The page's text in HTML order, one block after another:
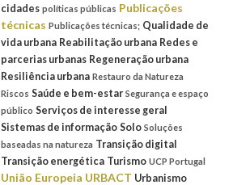
cidades políticas públicas Publicações
técnicas Publicações técnicas; Qualidade de
vida urbana Reabilitação urbana Redes e
parcerias urbanas Regeneração urbana
Resiliência urbana Restauro da Natureza
Riscos Saúde e bem-estar Segurança e espaço
público Serviços de interesse geral
Sistemas de informação Solo Soluções
baseadas na natureza Transição digital
Transição energética Turismo UCP Portugal
União Europeia URBACT Urbanismo